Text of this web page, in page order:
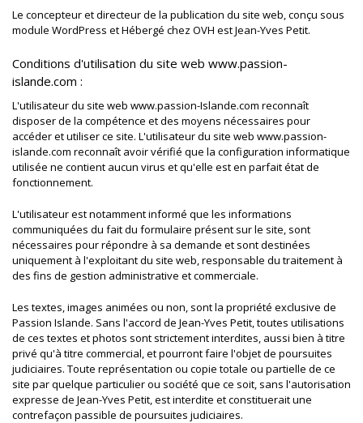
Le concepteur et directeur de la publication du site web, conçu sous
module WordPress et Hébergé chez OVH est Jean-Yves Petit.
Conditions d'utilisation du site web www.passion-
islande.com :
L'utilisateur du site web www.passion-Islande.com reconnaît
disposer de la compétence et des moyens nécessaires pour
accéder et utiliser ce site. L'utilisateur du site web www.passion-
islande.com reconnaît avoir vérifié que la configuration informatique
utilisée ne contient aucun virus et qu'elle est en parfait état de
fonctionnement.
L'utilisateur est notamment informé que les informations
communiquées du fait du formulaire présent sur le site, sont
nécessaires pour répondre à sa demande et sont destinées
uniquement à l'exploitant du site web, responsable du traitement à
des fins de gestion administrative et commerciale.
Les textes, images animées ou non, sont la propriété exclusive de
Passion Islande. Sans l'accord de Jean-Yves Petit, toutes utilisations
de ces textes et photos sont strictement interdites, aussi bien à titre
privé qu'à titre commercial, et pourront faire l'objet de poursuites
judiciaires. Toute représentation ou copie totale ou partielle de ce
site par quelque particulier ou société que ce soit, sans l'autorisation
expresse de Jean-Yves Petit, est interdite et constituerait une
contrefaçon passible de poursuites judiciaires.